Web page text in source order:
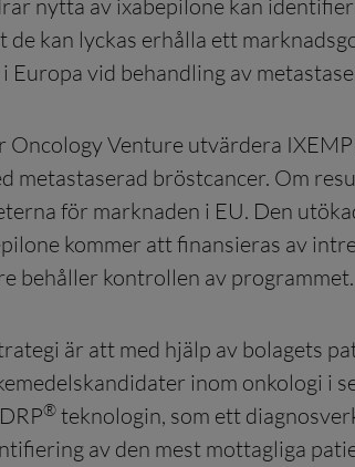
nytta av ixabepilone kan
de kan lyckas erhålla ett
Europa vid behandling av
Oncology Venture utvärdera
metastaserad bröstcancer. Om
för marknaden i EU. Den
kommer att finansieras av
behåller kontrollen av programmet.
är att med hjälp av bolagets
inom onkologi i
® teknologin, som ett
av den mest mottagliga